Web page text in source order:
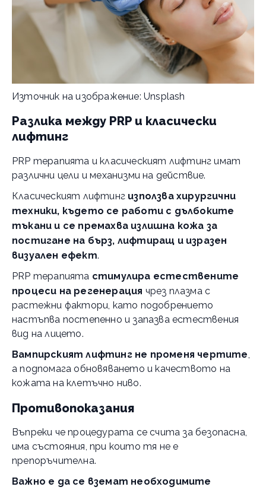
Източник на изображение: Unsplash
Разлика между PRP и класически
лифтинг
PRP терапията и класическият лифтинг имат
различни цели и механизми на действие.
Класическият лифтинг използва хирургични
техники, където се работи с дълбоките
тъкани и се премахва излишна кожа за
постигане на бърз, лифтиращ и изразен
визуален ефект.
PRP терапията стимулира естествените
процеси на регенерация чрез плазма с
растежни фактори, като подобрението
настъпва постепенно и запазва естествения
вид на лицето.
Вампирският лифтинг не променя чертите,
а подпомага обновяването и качеството на
кожата на клетъчно ниво.
Противопоказания
Въпреки че процедурата се счита за безопасна,
има състояния, при които тя не е
препоръчителна.
Важно е да се вземат необходимите